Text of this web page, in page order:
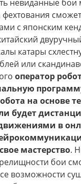
невиданные
с японским
катары
или
оператор
на основе
будет
движениями в
мастерство.
бои
возможности